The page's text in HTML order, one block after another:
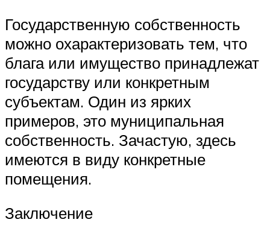
Государственную собственность
можно охарактеризовать тем, что
блага или имущество принадлежат
государству или конкретным
субъектам. Один из ярких
примеров, это муниципальная
собственность. Зачастую, здесь
имеются в виду конкретные
помещения.
Заключение